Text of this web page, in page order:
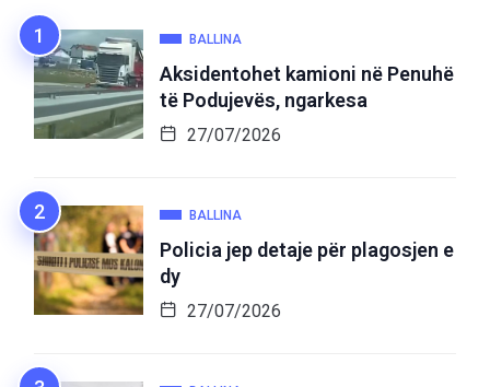
BALLINA
Aksidentohet kamioni në Penuhë
të Podujevës, ngarkesa
27/07/2026
BALLINA
Policia jep detaje për plagosjen e
dy
27/07/2026